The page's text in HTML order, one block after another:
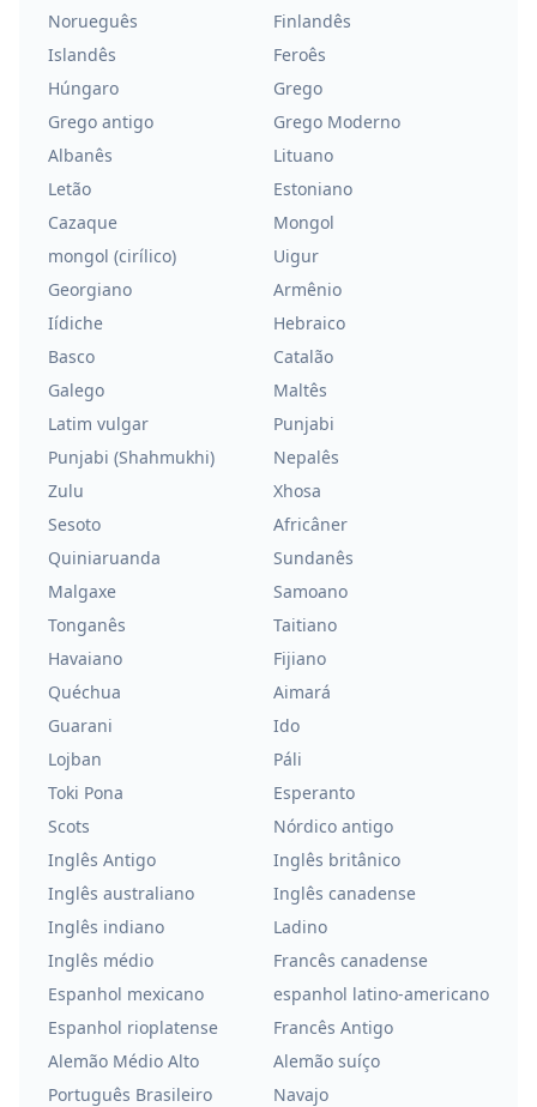
Norueguês
Finlandês
Islandês
Feroês
Húngaro
Grego
Grego antigo
Grego Moderno
Albanês
Lituano
Letão
Estoniano
Cazaque
Mongol
mongol (cirílico)
Uigur
Georgiano
Armênio
Iídiche
Hebraico
Basco
Catalão
Galego
Maltês
Latim vulgar
Punjabi
Punjabi (Shahmukhi)
Nepalês
Zulu
Xhosa
Sesoto
Africâner
Quiniaruanda
Sundanês
Malgaxe
Samoano
Tonganês
Taitiano
Havaiano
Fijiano
Quéchua
Aimará
Guarani
Ido
Lojban
Páli
Toki Pona
Esperanto
Scots
Nórdico antigo
Inglês Antigo
Inglês britânico
Inglês australiano
Inglês canadense
Inglês indiano
Ladino
Inglês médio
Francês canadense
Espanhol mexicano
espanhol latino-americano
Espanhol rioplatense
Francês Antigo
Alemão Médio Alto
Alemão suíço
Português Brasileiro
Navajo